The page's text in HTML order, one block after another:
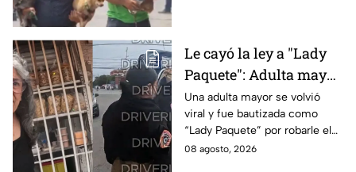
Le cayó la ley a "Lady
Paquete": Adulta mayor
le roba celular a
repartidor y la policía
va por ella a su casa
Una adulta mayor se volvió
viral y fue bautizada como
“Lady Paquete” por robarle el
celular a un repartidor en
08 agosto, 2026